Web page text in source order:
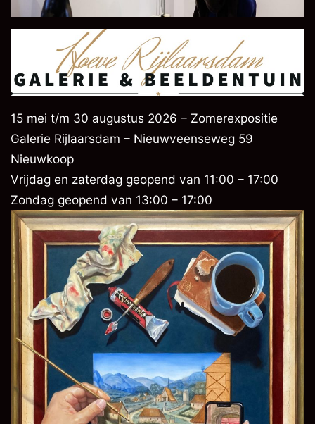
15 mei t/m 30 augustus 2026 – Zomerexpositie
Galerie Rijlaarsdam – Nieuwveenseweg 59
Nieuwkoop
Vrijdag en zaterdag geopend van 11:00 – 17:00
Zondag geopend van 13:00 – 17:00